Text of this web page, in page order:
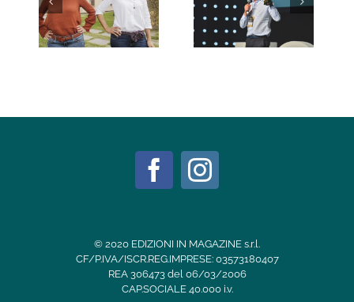
Laboratorio Aperto:
uno spazio per
innovare
Matteo Panzavolta:
sigillo high-tech
© 2020 EDIZIONI IN MAGAZINE s.r.l.
CF/P.IVA/ISCR.REG.IMPRESE: 03573180407
REA 306473 del 06/03/2006
CAP.SOCIALE 40.000 i.v.